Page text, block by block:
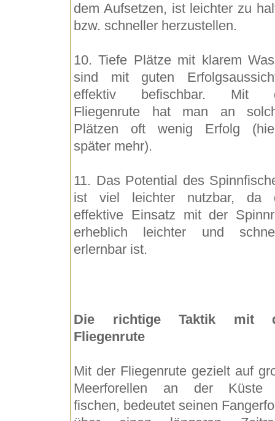
dem Aufsetzen, ist leichter zu
bzw. schneller herzustellen.
10. Tiefe Plätze mit klarem
sind mit guten
effektiv befischbar. Mit
Fliegenrute hat man an
Plätzen oft wenig Erfolg
später mehr).
11. Das Potential des
ist viel leichter nutzbar, da
effektive Einsatz mit der
erheblich leichter und
erlernbar ist.
Die richtige Taktik mit
Fliegenrute
Mit der Fliegenrute gezielt auf
Meerforellen an der Küste
fischen, bedeutet seinen